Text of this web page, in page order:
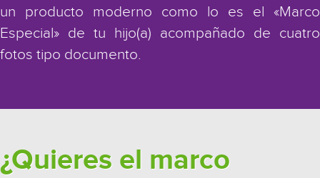
un producto moderno como lo es el «Marco
Especial» de tu hijo(a) acompañado de cuatro
fotos tipo documento.
¿Quieres el marco